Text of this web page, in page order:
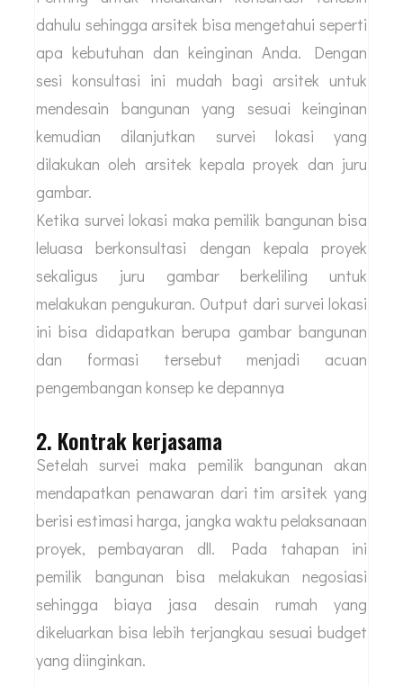
Alur Penggunaan Jasa Arsitek
Dari Awal Sampai Selesai
1. Diskusi dan survei lokasi
Penting untuk melakukan konsultasi terlebih
dahulu sehingga arsitek bisa mengetahui seperti
apa kebutuhan dan keinginan Anda. Dengan
sesi konsultasi ini mudah bagi arsitek untuk
mendesain bangunan yang sesuai keinginan
kemudian dilanjutkan survei lokasi yang
dilakukan oleh arsitek kepala proyek dan juru
Ketika survei lokasi maka pemilik bangunan bisa
leluasa berkonsultasi dengan kepala proyek
sekaligus juru gambar berkeliling untuk
melakukan pengukuran. Output dari survei lokasi
ini bisa didapatkan berupa gambar bangunan
dan formasi tersebut menjadi acuan
pengembangan konsep ke depannya
2. Kontrak kerjasama